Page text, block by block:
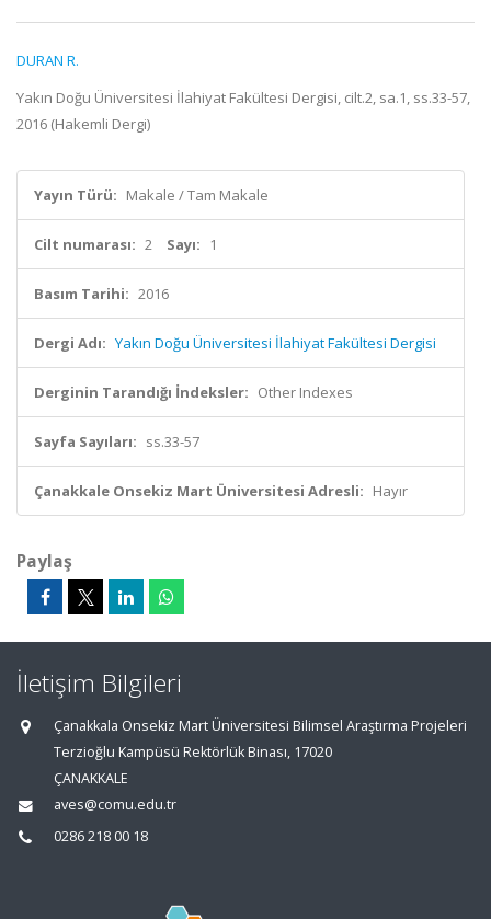
DURAN R.
Yakın Doğu Üniversitesi İlahiyat Fakültesi Dergisi, cilt.2, sa.1, ss.33-57,
2016 (Hakemli Dergi)
Yayın Türü: Makale / Tam Makale
Cilt numarası: 2 Sayı: 1
Basım Tarihi: 2016
Dergi Adı: Yakın Doğu Üniversitesi İlahiyat Fakültesi Dergisi
Derginin Tarandığı İndeksler: Other Indexes
Sayfa Sayıları: ss.33-57
Çanakkale Onsekiz Mart Üniversitesi Adresli: Hayır
Paylaş
İletişim Bilgileri
Çanakkala Onsekiz Mart Üniversitesi Bilimsel Araştırma Projeleri
Terzioğlu Kampüsü Rektörlük Binası, 17020
ÇANAKKALE
aves@comu.edu.tr
0286 218 00 18